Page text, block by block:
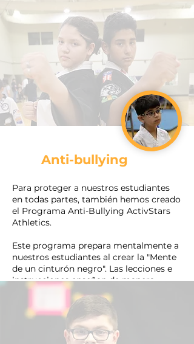
Anti-bullying
Para proteger a nuestros estudiantes
en todas partes, también hemos creado
el Programa Anti-Bullying ActivStars
Athletics.
Este programa prepara mentalmente a
nuestros estudiantes al crear la "Mente
de un cinturón negro". Las lecciones e
instrucciones enseñan de manera
efectiva a nuestros estudiantes a
prepararse y manejar mejor un ataque
verbal de un acosador. Aprenden cómo
identificar estas amenazas, responder y
ser resilientes frente a tales desafíos.